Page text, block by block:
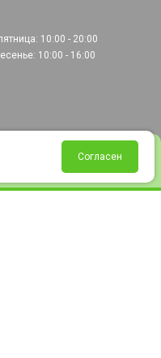
Избранное Корзина
10:00 - 20:00
10:00 - 16:00
Согласен